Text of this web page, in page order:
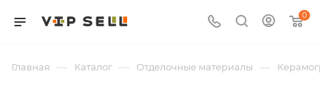
0
Главная — Каталог — Отделочные материалы —